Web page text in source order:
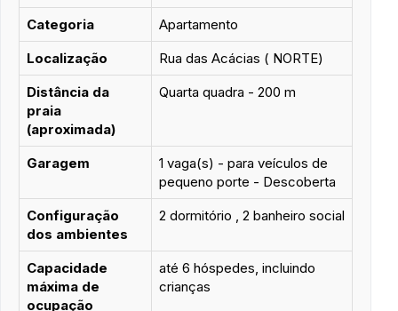
Categoria
Apartamento
Localização
Rua das Acácias ( NORTE)
Distância da
praia
(aproximada)
Quarta quadra - 200 m
Garagem
1 vaga(s) - para veículos de
pequeno porte - Descoberta
Configuração
dos ambientes
2 dormitório , 2 banheiro social
Capacidade
máxima de
ocupação
até 6 hóspedes, incluindo
crianças